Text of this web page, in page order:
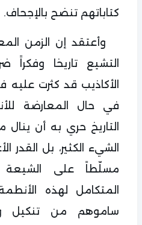
كتاباتهم تنضح بالإجحاف.
وأعتقد إن الزمن
التشيع تاريخا وفكراً
الأكاذيب قد كثرت
في حال المعارضة
التاريخ حري به أن
الشيء الكثير، بل
مسلّطاً على الشيعة
المتكامل لهذه
ساموهم من تنكيل